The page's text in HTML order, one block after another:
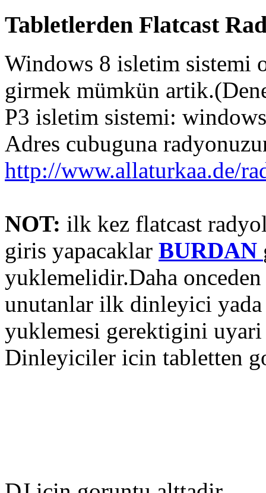
Tabletlerden Flatcast
Windows 8 isletim sistemi
girmek mümkün
P3 isletim sistemi:
Adres cubuguna
http://www.allaturkaa.de/
NOT: ilk kez flatcast
giris yapacaklar BURDAN
yuklemelidir.Daha
unutanlar ilk dinleyici
yuklemesi gerektigini
Dinleyiciler icin tabletten